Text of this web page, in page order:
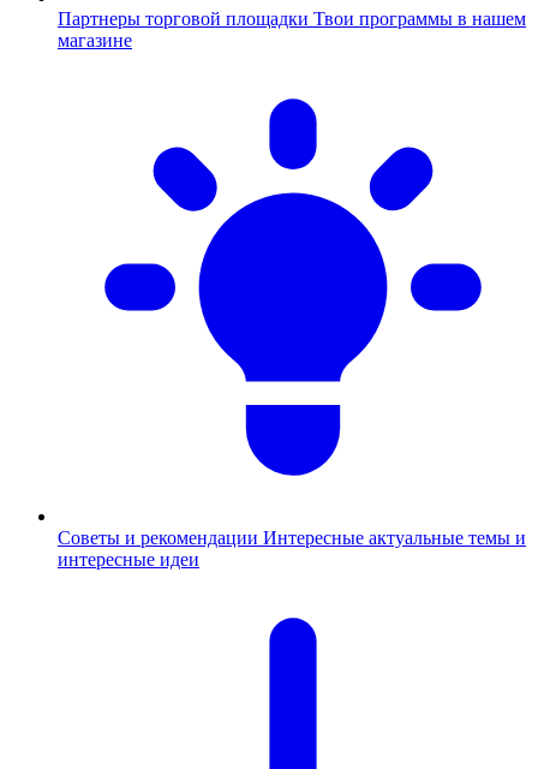
Партнеры торговой площадки Твои программы в нашем
магазине
Советы и рекомендации Интересные актуальные темы и
интересные идеи